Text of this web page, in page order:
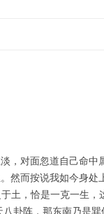
，对面忽道自己命中
然而按说我如今身处
土，恰是一克一生
卦阵，那东南乃是